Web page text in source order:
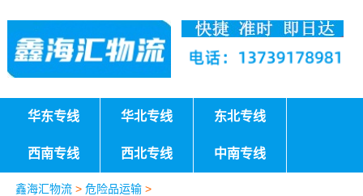
华东专线 华北专线 东北专线
西南专线 西北专线 中南专线
鑫海汇物流> 危险品运输>